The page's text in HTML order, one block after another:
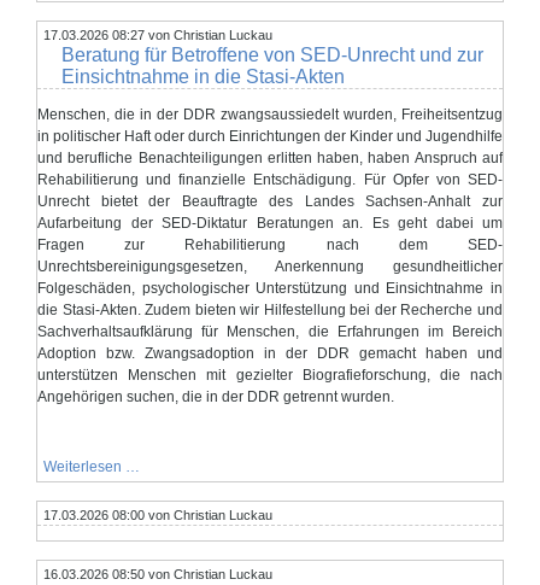
mitmachen
und
Radverkehr
im
mitgestalten!
17.03.2026 08:27 von Christian Luckau
Beratung für Betroffene von SED-Unrecht und zur
Einsichtnahme in die Stasi-Akten
Menschen, die in der DDR zwangsaussiedelt wurden, Freiheitsentzug
in politischer Haft oder durch Einrichtungen der Kinder und Jugendhilfe
und berufliche Benachteiligungen erlitten haben, haben Anspruch auf
Rehabilitierung und finanzielle Entschädigung. Für Opfer von SED-
Unrecht bietet der Beauftragte des Landes Sachsen-Anhalt zur
Aufarbeitung der SED-Diktatur Beratungen an. Es geht dabei um
Fragen zur Rehabilitierung nach dem SED-
Unrechtsbereinigungsgesetzen, Anerkennung gesundheitlicher
Folgeschäden, psychologischer Unterstützung und Einsichtnahme in
die Stasi-Akten. Zudem bieten wir Hilfestellung bei der Recherche und
Sachverhaltsaufklärung für Menschen, die Erfahrungen im Bereich
Adoption bzw. Zwangsadoption in der DDR gemacht haben und
unterstützen Menschen mit gezielter Biografieforschung, die nach
Angehörigen suchen, die in der DDR getrennt wurden.
Weiterlesen …
für
Betroffene
von
und
17.03.2026 08:00 von Christian Luckau
16.03.2026 08:50 von Christian Luckau